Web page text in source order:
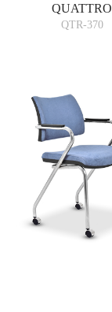
QUATTRO
QTR-370